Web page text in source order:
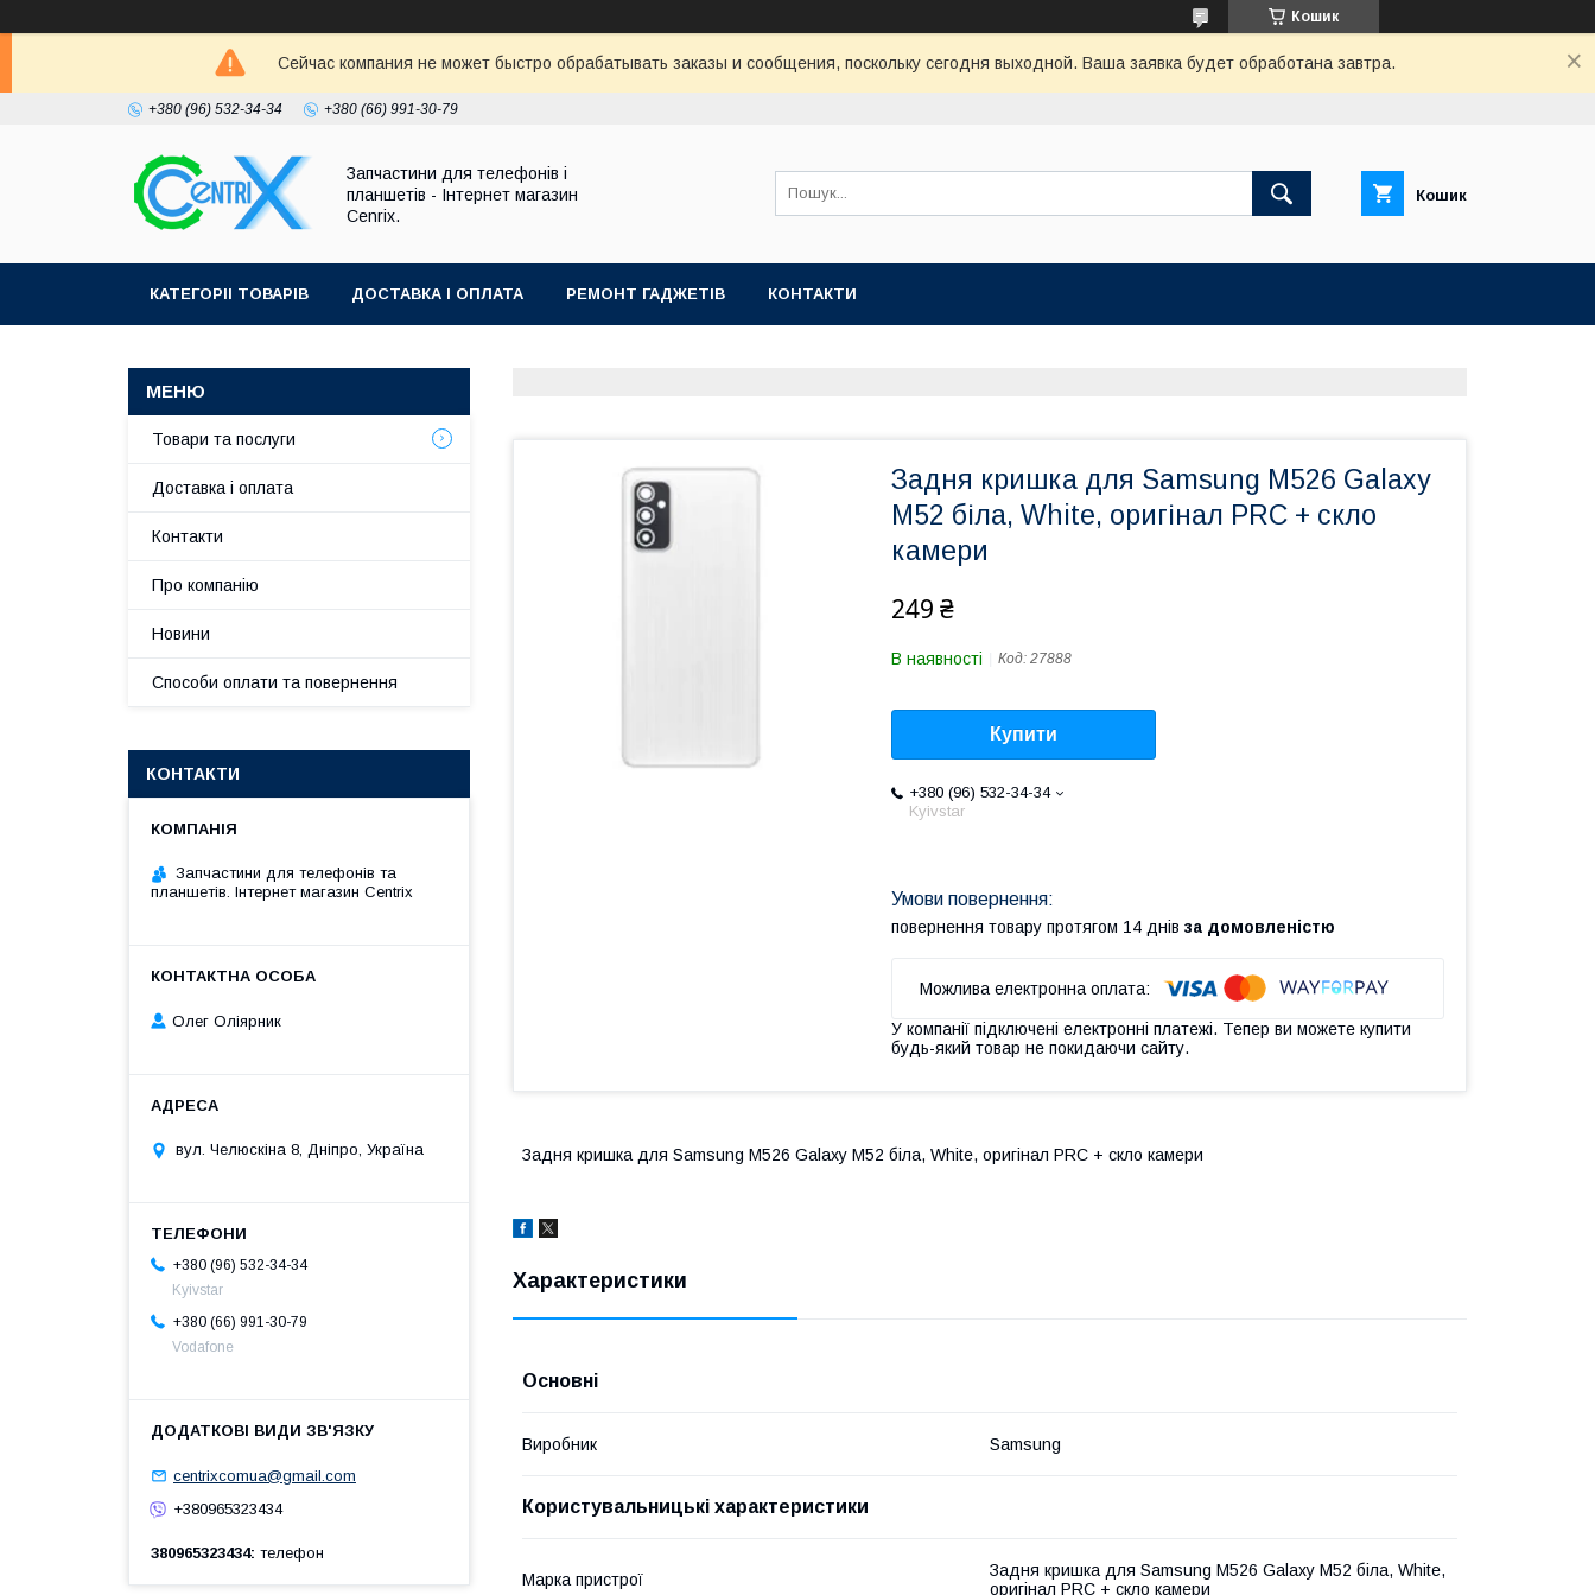
Кошик
Сейчас компания не может быстро обрабатывать заказы и сообщения, поскольку сегодня выходной. Ваша заявка будет обработана завтра.
+380 (96) 532-34-34 +380 (66) 991-30-79
Запчастини для телефонів і
планшетів - Інтернет магазин
Cenrix.
Кошик
КАТЕГОРІІ ТОВАРІВ ДОСТАВКА І ОПЛАТА РЕМОНТ ГАДЖЕТІВ КОНТАКТИ
Задня кришка для Samsung M526 Galaxy
M52 біла, White, оригінал PRC + скло
камери
249 ₴
В наявності Код: 27888
Купити
+380 (96) 532-34-34
Kyivstar
повернення товару протягом 14 днів за домовленістю
У компанії підключені електронні платежі. Тепер ви можете купити
будь-який товар не покидаючи сайту.
Задня кришка для Samsung M526 Galaxy M52 біла, White, оригінал PRC + скло камери
Характеристики
Основні
Виробник Samsung
Користувальницькі характеристики
Марка пристрої
Задня кришка для Samsung M526 Galaxy M52 біла, White,
оригінал PRC + скло камери
Товари та послуги
Доставка і оплата
Контакти
Про компанію
Новини
Способи оплати та повернення
КОНТАКТИ
Запчастини для телефонів та
планшетів. Інтернет магазин Centrix
Олег Оліярник
вул. Челюскіна 8, Дніпро, Україна
+380 (96) 532-34-34
Kyivstar
+380 (66) 991-30-79
Vodafone
centrixcomua@gmail.com
+380965323434
380965323434 телефон